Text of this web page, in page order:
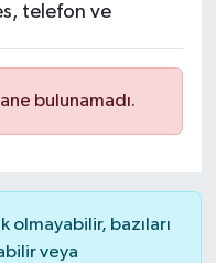
telefon ve
bulunamadı.
olmayabilir, bazıları
veya